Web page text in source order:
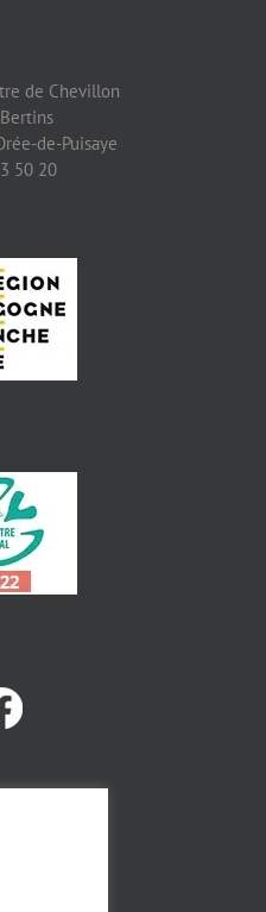
de Chevillon
de-Puisaye
50 20